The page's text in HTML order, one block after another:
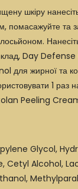
шкіру
помасажуйте та
Day Defense
для жирної та
1 раз
Peeling
Glycol,
Cetyl Alcohol,